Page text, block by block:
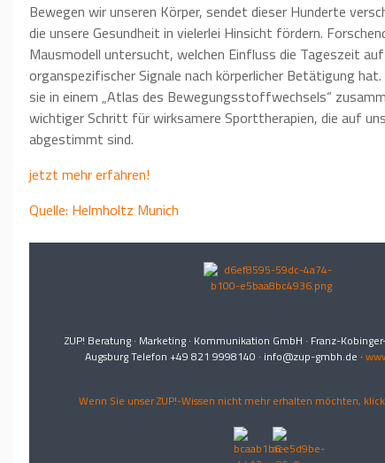
Bewegen wir unseren Körper, sendet dieser Hunderte
die unsere Gesundheit in vielerlei Hinsicht fördern.
Mausmodell untersucht, welchen Einfluss die Tageszeit
organspezifischer Signale nach körperlicher Betätigung hat.
sie in einem „Atlas des Bewegungsstoffwechsels“
wichtiger Schritt für wirksamere Sporttherapien, die auf
abgestimmt sind.
jetzt mehr erfahren!
Quelle: Helmholtz Munich
ZUP! Beratung · Marketing · Kommunikation GmbH · Franz-
Augsburg Telefon +49 821 9998140 · info@zup-gmbh.de ·
Wenn Sie unser ZUP!-Wissen nicht mehr erhalten möchten,